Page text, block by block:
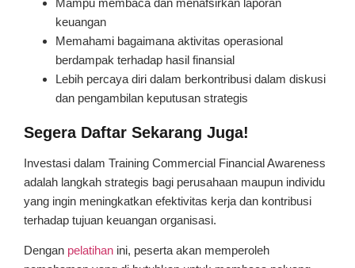
Mampu membaca dan menafsirkan laporan
keuangan
Memahami bagaimana aktivitas operasional
berdampak terhadap hasil finansial
Lebih percaya diri dalam berkontribusi dalam diskusi
dan pengambilan keputusan strategis
Segera Daftar Sekarang Juga!
Investasi dalam Training Commercial Financial Awareness
adalah langkah strategis bagi perusahaan maupun individu
yang ingin meningkatkan efektivitas kerja dan kontribusi
terhadap tujuan keuangan organisasi.
Dengan pelatihan ini, peserta akan memperoleh